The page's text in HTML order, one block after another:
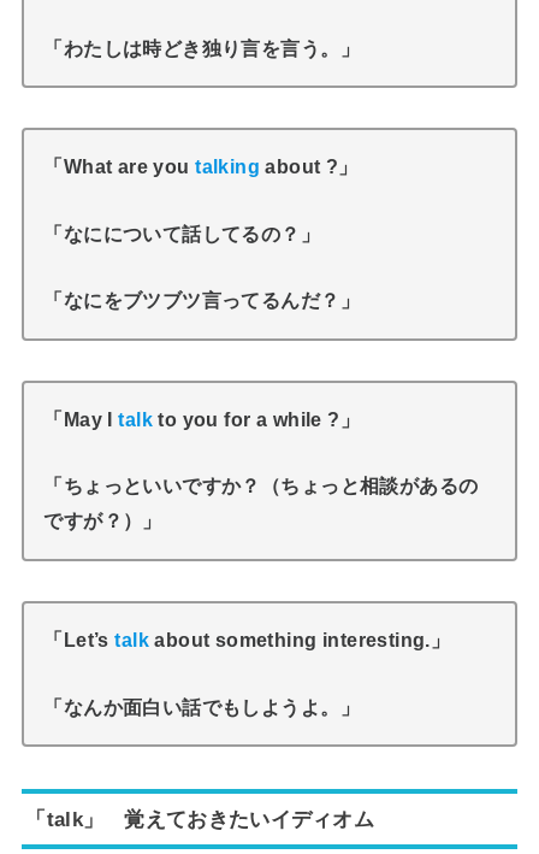
「わたしは時どき独り言を言う。」
「What are youtalking about ?」
「なにについて話してるの？」
「なにをブツブツ言ってるんだ？」
「May Italkto you for a while ?」
「ちょっといいですか？（ちょっと相談があるの
ですが？）」
「Let’stalkabout something interesting.」
「なんか面白い話でもしようよ。」
「talk」 覚えておきたいイディオム